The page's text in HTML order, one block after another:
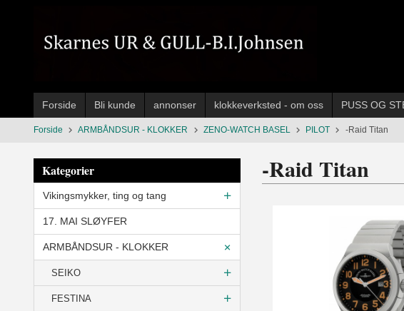
innholdet
Forside Bli kunde annonser klokkeverksted - om oss PUSS OG
Forside ARMBÅNDSUR - KLOKKER ZENO-WATCH BASEL PILOT -Raid Titan
Kategorier
Vikingsmykker, ting og tang
17. MAI SLØYFER
ARMBÅNDSUR - KLOKKER
SEIKO
FESTINA
-Raid Titan